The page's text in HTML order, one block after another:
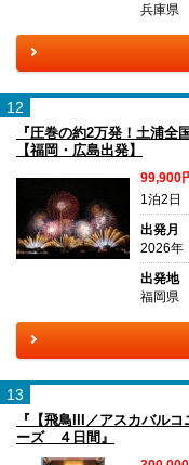
兵庫県
12
『圧巻の約2万発！土浦
【福岡・広島出発】
99,900
1泊2日
出発月
2026
出発地
福岡県
13
『【飛鳥III／アスカバル
ーズ ４日間』